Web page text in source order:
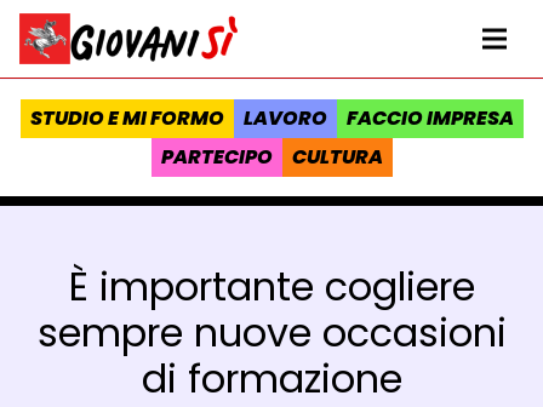
Vai al contenuto
Homepage Giovanisì - Progetto della Regione Toscana
STUDIO E MI FORMO LAVORO
FACCIO IMPRESA
PARTECIPO
CULTURA
È importante cogliere
sempre nuove occasioni
di formazione